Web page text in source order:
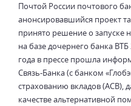
Почтой России почтового
анонсировавшийся проект
принято решение о запуске
на базе дочернего банка
года в прессе прошла
Связь-Банка (с банком
страхованию вкладов (АСВ),
качестве альтернативной